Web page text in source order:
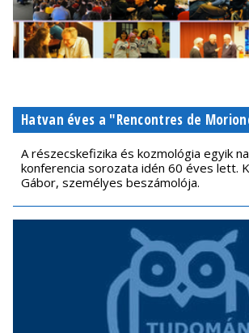
Hatvan éves a "Rencontres de
A részecskefizika és kozmológia egyik
konferencia sorozata idén 60 éves lett.
Gábor, személyes beszámolója.